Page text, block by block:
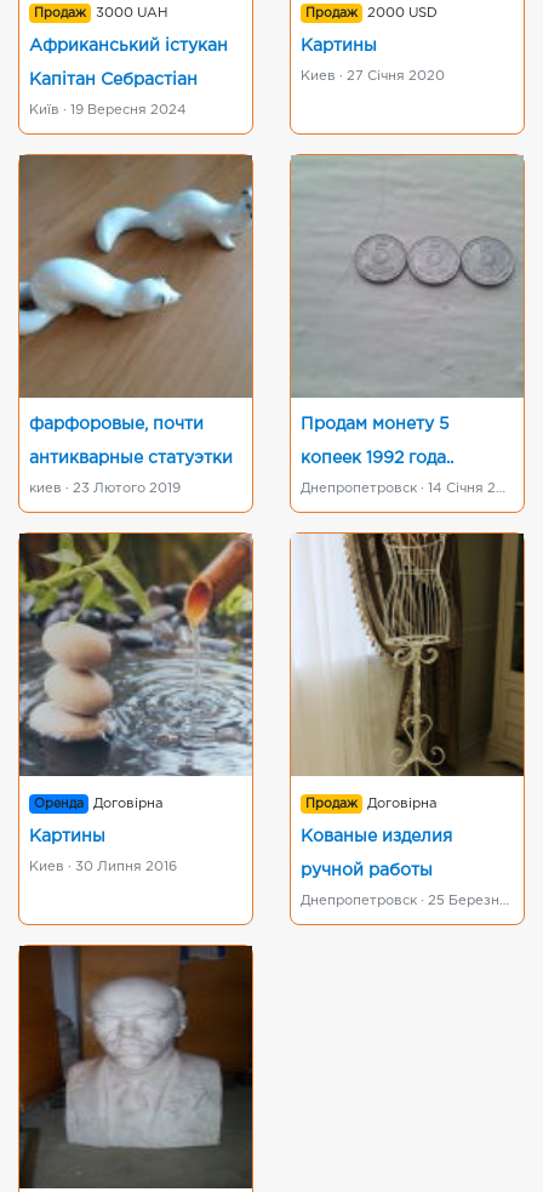
Продаж 3000 UAH
Африканський істукан
Капітан Себрастіан
Київ · 19 Вересня 2024
Продаж 2000 USD
Картины
Киев · 27 Січня 2020
фарфоровые, почти
антикварные статуэтки
киев · 23 Лютого 2019
Продам монету 5
копеек 1992 года..
Днепропетровск · 14 Січня 2019
Оренда Договірна
Картины
Киев · 30 Липня 2016
Продаж Договірна
Кованые изделия
ручной работы
Днепропетровск · 25 Березня 2016